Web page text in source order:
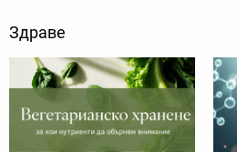
Здраве